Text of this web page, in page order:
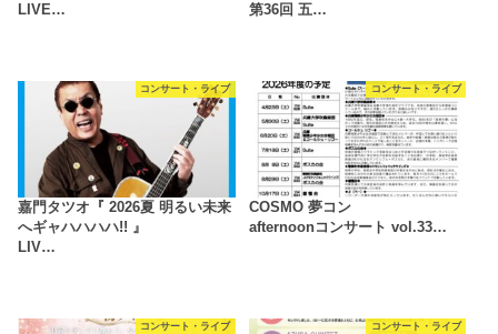
LIVE…
第36回 五…
コンサート・ライブ
嘉門タツオ『 2026夏 明るい未来
へギャハハハハ!! 』
LIV…
コンサート・ライブ
COSMO 夢コン
afternoonコンサート vol.33…
コンサート・ライブ コンサート・ライブ